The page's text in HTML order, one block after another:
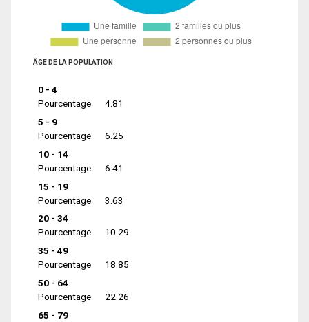
ÂGE DE LA POPULATION
0 - 4
Pourcentage
4.81
5 - 9
Pourcentage
6.25
10 - 14
Pourcentage
6.41
15 - 19
Pourcentage
3.63
20 - 34
Pourcentage
10.29
35 - 49
Pourcentage
18.85
50 - 64
Pourcentage
22.26
65 - 79